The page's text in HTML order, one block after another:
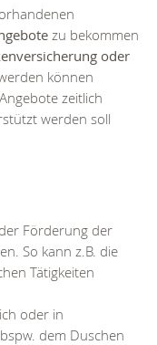
zu bekommen
oder
können
zeitlich
werden soll
Förderung der
So kann z.B. die
Tätigkeiten
oder in
dem Duschen